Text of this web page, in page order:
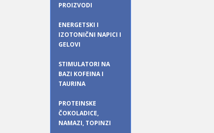
PROIZVODI
ENERGETSKI I
IZOTONIČNI NAPICI I
GELOVI
STIMULATORI NA
BAZI KOFEINA I
TAURINA
PROTEINSKE
ČOKOLADICE,
NAMAZI, TOPINZI